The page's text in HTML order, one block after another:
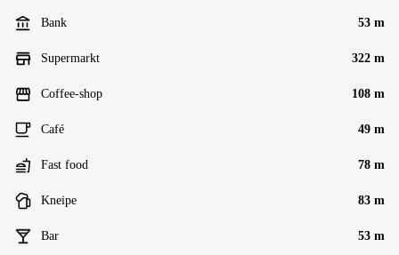
Bank 53 m
Supermarkt 322 m
Coffee-shop 108 m
Café 49 m
Fast food 78 m
Kneipe 83 m
Bar 53 m